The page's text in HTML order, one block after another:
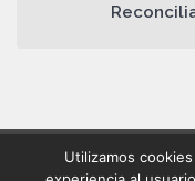
Utilizamos